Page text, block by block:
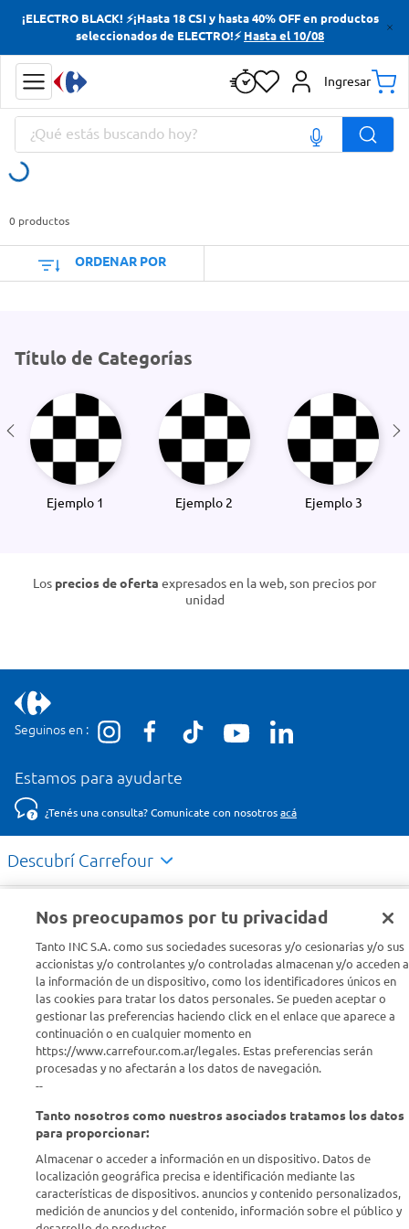
¡ELECTRO BLACK! ⚡¡Hasta 18 CSI y hasta 40% OFF en productos
seleccionados de ELECTRO!⚡ Hasta el 10/08
Ingresar
¿Qué estás buscando hoy?
0 productos
ORDENAR POR
Título de Categorías
Ejemplo 1 Ejemplo 2 Ejemplo 3
Los precios de oferta expresados en la web, son precios por
unidad
Seguinos en :
Estamos para ayudarte
¿Tenés una consulta? Comunicate con nosotros acá
Descubrí Carrefour
Conocenos
Info útil
Comprá Online
Enterate de nuestras ofertas
Dejanos tu mail para recibir todas las ofertas y promociones antes
ENVIAR
Términos más buscados
Yerba
Cerveza
Papas Fritas
Términos más buscados
Yerba
Cerveza
Papas Fritas
Doves
Nos preocupamos por tu privacidad
Tanto INC S.A. como sus sociedades sucesoras y/o cesionarias y/o sus
accionistas y/o controlantes y/o controladas almacenan y/o acceden a
la información de un dispositivo, como los identificadores únicos en
las cookies para tratar los datos personales. Se pueden aceptar o
gestionar las preferencias haciendo click en el enlace que aparece a
continuación o en cualquier momento en
https://www.carrefour.com.ar/legales. Estas preferencias serán
procesadas y no afectarán a los datos de navegación.
--
Tanto nosotros como nuestros asociados tratamos los datos
para proporcionar:
Almacenar o acceder a información en un dispositivo. Datos de
localización geográfica precisa e identificación mediante las
características de dispositivos. anuncios y contenido personalizados,
medición de anuncios y del contenido, información sobre el público y